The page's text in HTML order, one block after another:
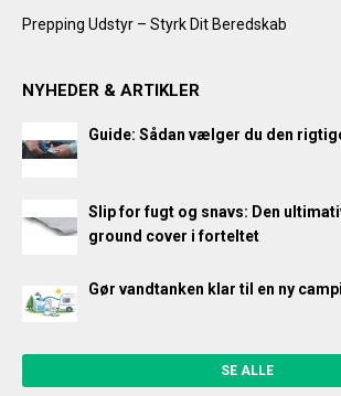
Prepping Udstyr – Styrk Dit Beredskab
NYHEDER & ARTIKLER
Guide: Sådan vælger du den
Slip for fugt og snavs: Den
ground cover i forteltet
Gør vandtanken klar til en ny
SE ALLE